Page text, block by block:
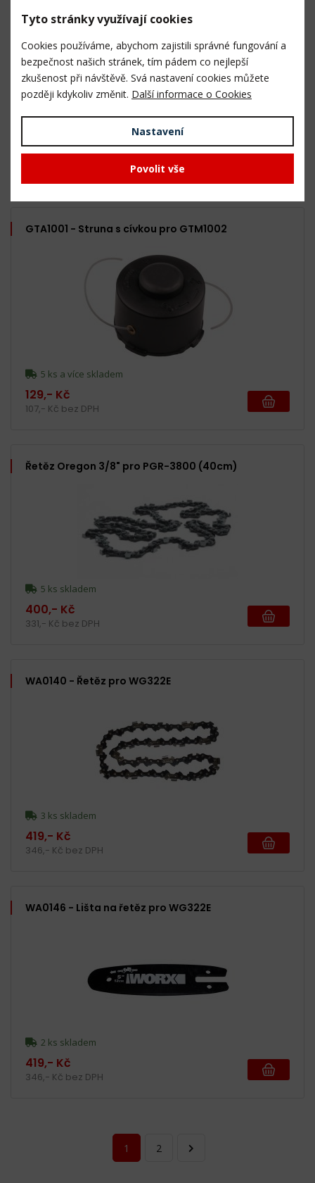
379,- Kč
GTA1001 - Struna s cívkou pro GTM1002
5 ks a více skladem
129,- Kč
107,- Kč bez DPH
Řetěz Oregon 3/8" pro PGR-3800 (40cm)
5 ks skladem
400,- Kč
331,- Kč bez DPH
WA0140 - Řetěz pro WG322E
3 ks skladem
419,- Kč
346,- Kč bez DPH
WA0146 - Lišta na řetěz pro WG322E
2 ks skladem
419,- Kč
346,- Kč bez DPH
1 2
Tyto stránky využívají cookies
Cookies používáme, abychom zajistili správné fungování a
bezpečnost našich stránek, tím pádem co nejlepší
zkušenost při návštěvě. Svá nastavení cookies můžete
později kdykoliv změnit. Další informace o Cookies
Nastavení
Povolit vše